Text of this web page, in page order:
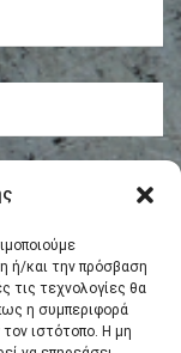
ή/και την πρόσβαση
τις τεχνολογίες θα
η συμπεριφορά
ιστότοπο. Η μη